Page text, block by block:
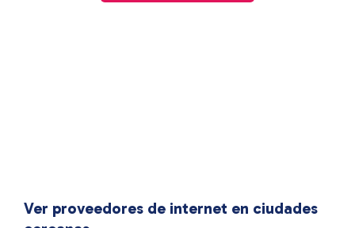
Ver proveedores de internet en ciudades